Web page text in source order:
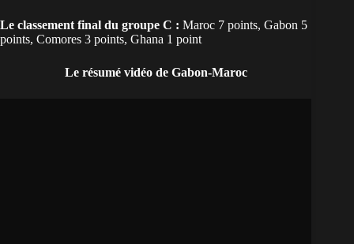
Le classement final du groupe C : Maroc 7 points, Gabon 5
points, Comores 3 points, Ghana 1 point
Le résumé vidéo de Gabon-Maroc